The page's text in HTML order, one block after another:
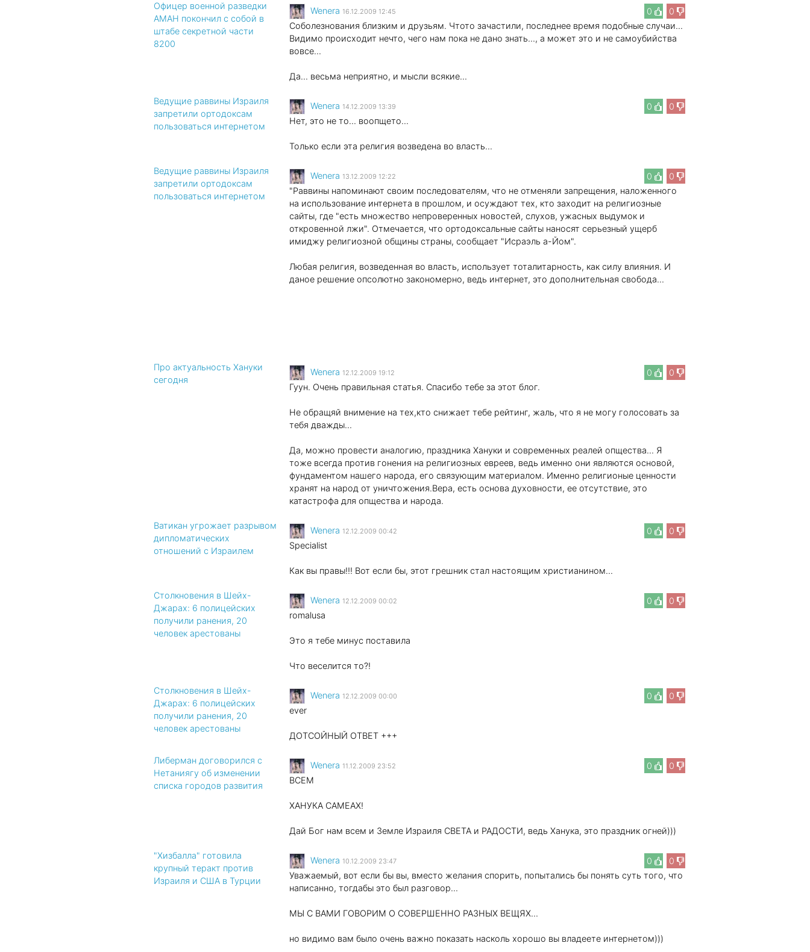
Офицер военной разведки
АМАН покончил с собой в
штабе секретной части
8200
0 0
Wenеra 16.12.2009 12:45
Соболезнования близким и друзьям. Чтото зачастили, последнее время подобные случаи...
Видимо происходит нечто, чего нам пока не дано знать..., а может это и не самоубийства
вовсе...
Да... весьма неприятно, и мысли всякие...
Ведущие раввины Израиля
запретили ортодоксам
пользоваться интернетом
0 0
Wenеra 14.12.2009 13:39
Нет, это не то... воопщето...
Только если эта религия возведена во власть...
Ведущие раввины Израиля
запретили ортодоксам
пользоваться интернетом
0 0
Wenеra 13.12.2009 12:22
"Раввины напоминают своим последователям, что не отменяли запрещения, наложенного
на использование интернета в прошлом, и осуждают тех, кто заходит на религиозные
сайты, где "есть множество непроверенных новостей, слухов, ужасных выдумок и
откровенной лжи". Отмечается, что ортодоксальные сайты наносят серьезный ущерб
имиджу религиозной общины страны, сообщает "Исраэль а-Йом".
Любая религия, возведенная во власть, использует тоталитарность, как силу влияния. И
даное решение опсолютно закономерно, ведь интернет, это дополнительная свобода...
Про актуальность Хануки
сегодня
0 0
Wenеra 12.12.2009 19:12
Гуун. Очень правильная статья. Спасибо тебе за этот блог.
Не обращяй внимение на тех,кто снижает тебе рейтинг, жаль, что я не могу голосовать за
тебя дважды...
Да, можно провести аналогию, праздника Хануки и современных реалей опщества... Я
тоже всегда против гонения на религиозных евреев, ведь именно они являются основой,
фундаментом нашего народа, его связующим материалом. Именно религионые ценности
хранят на народ от уничтожения.Вера, есть основа духовности, ее отсутствие, это
катастрофа для опщества и народа.
Ватикан угрожает разрывом
дипломатических
отношений с Израилем
0 0
Wenеra 12.12.2009 00:42
Specialist
Как вы правы!!! Вот если бы, этот грешник стал настоящим христианином...
Столкновения в Шейх-
Джарах: 6 полицейских
получили ранения, 20
человек арестованы
0 0
Wenеra 12.12.2009 00:02
romalusa
Это я тебе минус поставила
Что веселится то?!
Столкновения в Шейх-
Джарах: 6 полицейских
получили ранения, 20
человек арестованы
0 0
Wenеra 12.12.2009 00:00
ever
ДОТСОЙНЫЙ ОТВЕТ +++
Либерман договорился с
Нетаниягу об изменении
списка городов развития
0 0
Wenеra 11.12.2009 23:52
ВСЕМ
ХАНУКА САМЕАХ!
Дай Бог нам всем и Земле Израиля СВЕТА и РАДОСТИ, ведь Ханука, это праздник огней)))
"Хизбалла" готовила
крупный теракт против
Израиля и США в Турции
0 0
Wenеra 10.12.2009 23:47
Уважаемый, вот если бы вы, вместо желания спорить, попытались бы понять суть того, что
написанно, тогдабы это был разговор...
МЫ С ВАМИ ГОВОРИМ О СОВЕРШЕННО РАЗНЫХ ВЕЩЯХ...
но видимо вам было очень важно показать насколь хорошо вы владеете интернетом)))